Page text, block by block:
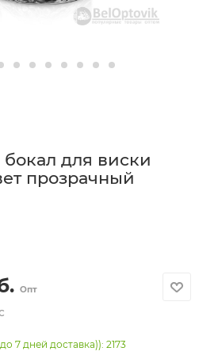
для виски
прозрачный
Опт
7 дней доставка)): 2173